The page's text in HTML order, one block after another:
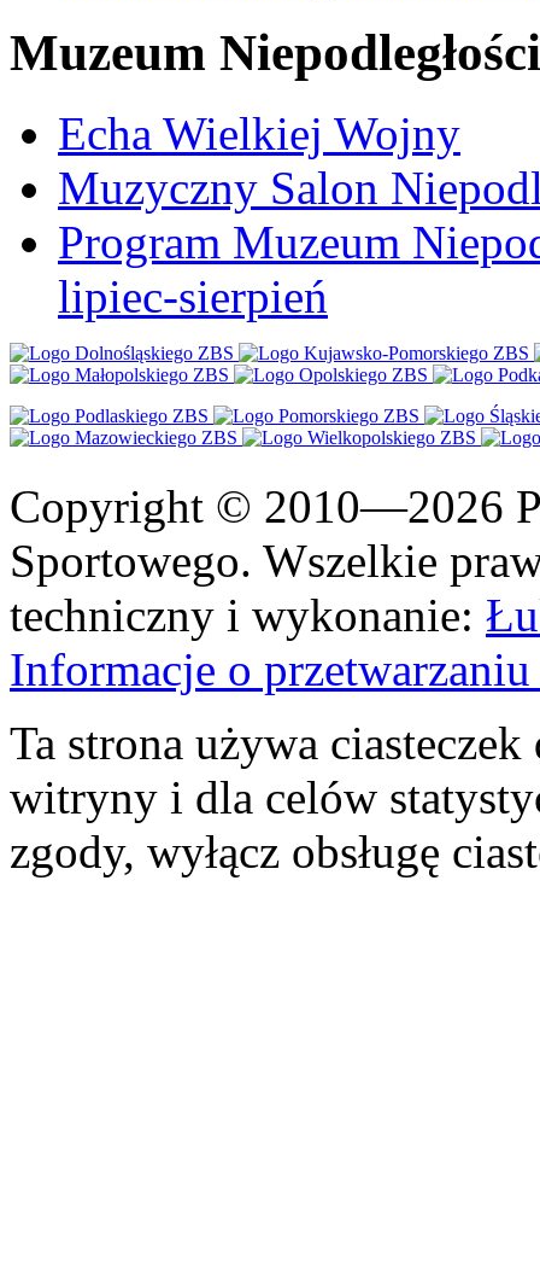
Muzeum Niepodległości
Echa Wielkiej Wojny
Muzyczny Salon
Program Muzeum
lipiec-sierpień
Copyright © 2010—2026
Sportowego. Wszelkie
techniczny i wykonanie:
Informacje o
Ta strona używa
witryny i dla celów
zgody, wyłącz obsługę